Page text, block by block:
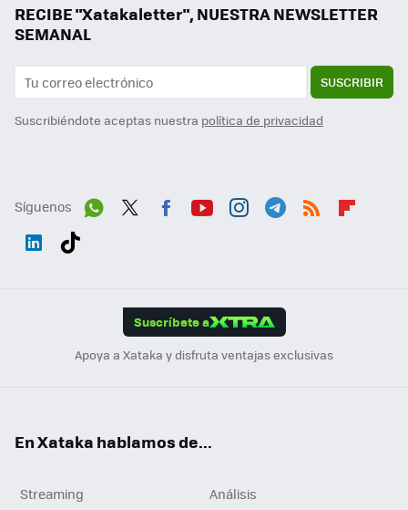
RECIBE "Xatakaletter", NUESTRA NEWSLETTER
SEMANAL
SUSCRIBIR
Suscribiéndote aceptas nuestra política de privacidad
Síguenos
Suscríbete a
Apoya a Xataka y disfruta ventajas exclusivas
En Xataka hablamos de...
Streaming
Análisis